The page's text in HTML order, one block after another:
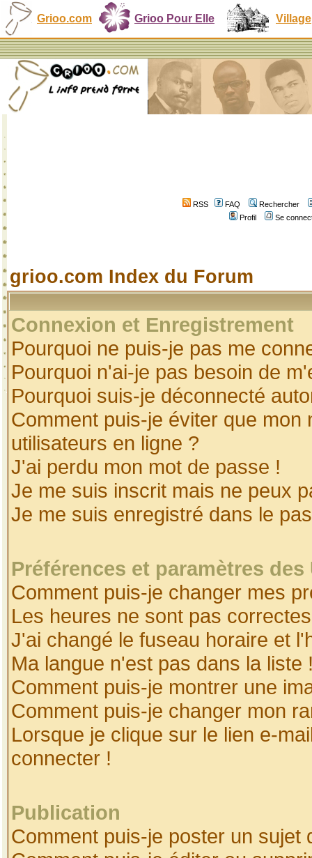
Grioo.com Grioo Pour Elle Village
RSS FAQ
Rechercher
Profil
Se
grioo.com Index du Forum
Connexion et Enregistrement
Pourquoi ne puis-je pas me
Pourquoi n'ai-je pas besoin de
Pourquoi suis-je déconnecté
Comment puis-je éviter que
utilisateurs en ligne ?
J'ai perdu mon mot de passe !
Je me suis inscrit mais ne peux
Je me suis enregistré dans le
Préférences et paramètres
Comment puis-je changer mes
Les heures ne sont pas
J'ai changé le fuseau horaire et
Ma langue n'est pas dans la liste
Comment puis-je montrer une
Comment puis-je changer mon
Lorsque je clique sur le lien e-
connecter !
Publication
Comment puis-je poster un sujet